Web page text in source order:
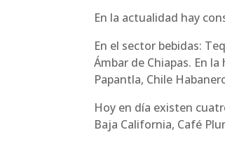
En la actualidad hay
En el sector bebidas:
Ámbar de Chiapas. En
Papantla, Chile
Hoy en día existen
Baja California, Café